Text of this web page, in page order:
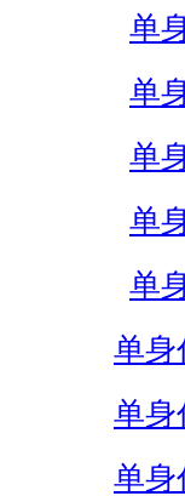
单
单
单
单
单
单身
单身
单身